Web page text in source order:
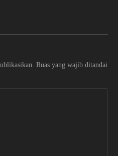
Ruas yang wajib ditandai